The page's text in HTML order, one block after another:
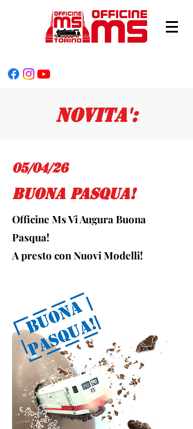
Novita':
05/04/26
buona pasqua!
Officine Ms Vi Augura Buona
Pasqua!
A presto con Nuovi Modelli!